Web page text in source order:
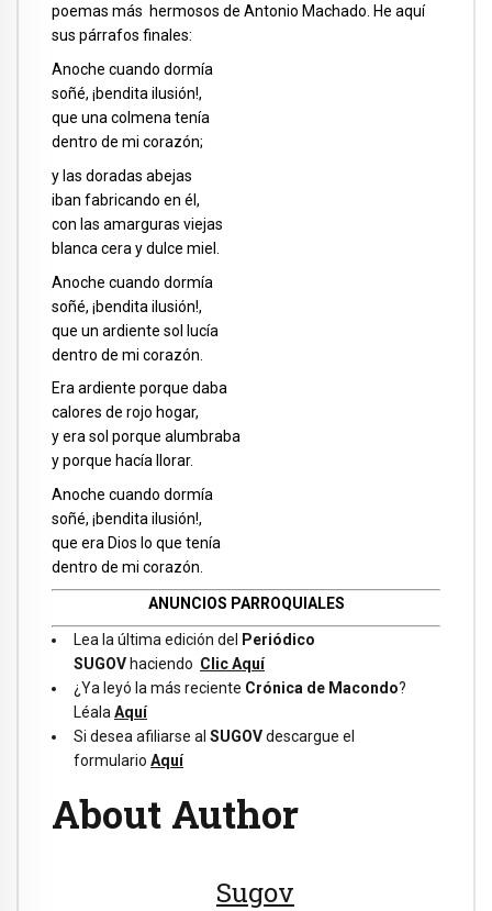
poemas más hermosos de Antonio Machado. He aquí
sus párrafos finales:
Anoche cuando dormía
soñé, ¡bendita ilusión!,
que una colmena tenía
dentro de mi corazón;
y las doradas abejas
iban fabricando en él,
con las amarguras viejas
blanca cera y dulce miel.
Anoche cuando dormía
soñé, ¡bendita ilusión!,
que un ardiente sol lucía
dentro de mi corazón.
Era ardiente porque daba
calores de rojo hogar,
y era sol porque alumbraba
y porque hacía llorar.
Anoche cuando dormía
soñé, ¡bendita ilusión!,
que era Dios lo que tenía
dentro de mi corazón.
ANUNCIOS PARROQUIALES
Lea la última edición del Periódico
SUGOVhaciendo Clic Aquí
¿Ya leyó la más reciente Crónica de Macondo?
Léala Aquí
Si desea afiliarse al SUGOVdescargue el
formulario Aquí
About Author
Sugov